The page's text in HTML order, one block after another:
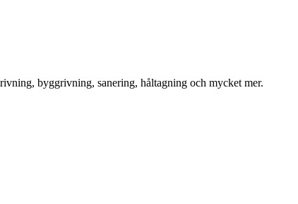
byggrivning, sanering, håltagning och mycket mer.